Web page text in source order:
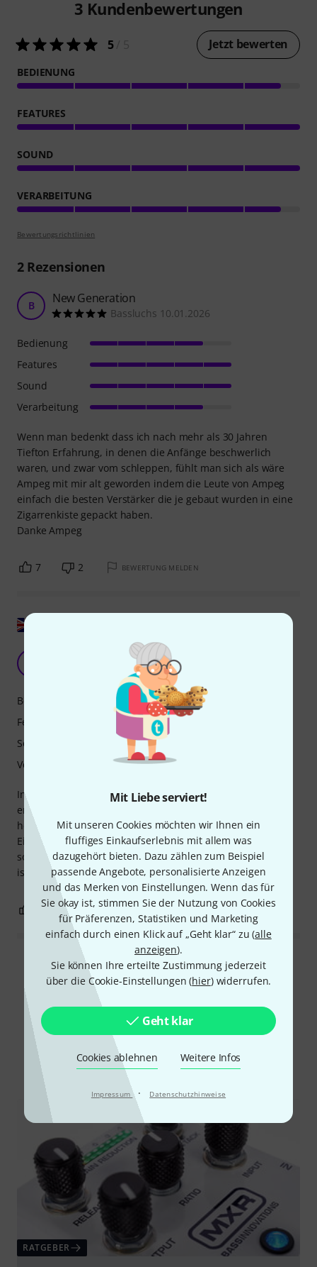
Mit Liebe serviert!
Mit unseren Cookies möchten wir Ihnen ein
fluffiges Einkaufserlebnis mit allem was
dazugehört bieten. Dazu zählen zum Beispiel
passende Angebote, personalisierte Anzeigen
und das Merken von Einstellungen. Wenn das für
Sie okay ist, stimmen Sie der Nutzung von Cookies
für Präferenzen, Statistiken und Marketing
einfach durch einen Klick auf „Geht klar“ zu (alle
anzeigen).
Sie können Ihre erteilte Zustimmung jederzeit
über die Cookie-Einstellungen (hier) widerrufen.
Geht klar
Cookies ablehnen Weitere Infos
Impressum · Datenschutzhinweise
3 Kundenbewertungen
5/ 5 Jetzt bewerten
BEDIENUNG
FEATURES
SOUND
VERARBEITUNG
Bewertungsrichtlinien
2Rezensionen
B New Generation
Bassluchs 10.01.2026
Wenn man bedenkt dass ich nach mehr als 30 Jahren
Tiefton Erfahrung, in denen die Anfänge beschwerlich
waren, und zwar vom schleppen, fühlt man sich als wäre
Ampeg mit mir alt geworden indem die Leute von Ampeg
einfach die besten Verstärker die je gebaut wurden in eine
Zigarrenkiste gepackt haben.
Danke Ampeg
Bedienung
Features
Sound
Verarbeitung
7 2 BEWERTUNG MELDEN
Funktioniert einwandfrei!!!
Mazout 01.05.2026
In Kombination mit einem FRFR-Lautsprecher habe ich
endlich eine kompakte und leichte Lösung mit
hervorragendem Klang gefunden. Der Zugriff auf die
Einstellungen ist besonders einfach und ergonomisch,
sodass sich der Klang präzise formen lässt. Der Live-Sound
ist exzellent.
Bedienung
Features
Sound
Verarbeitung
0 BEWERTUNG MELDEN
Alle Bewertungen lesen
Schon gewusst?
Alle Ratgeber
RATGEBER